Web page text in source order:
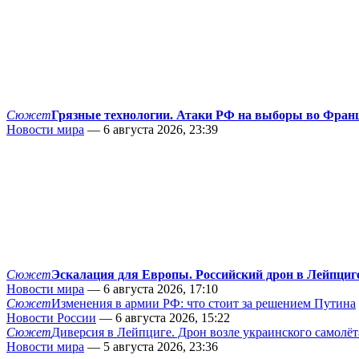
СюжетГрязные технологии. Атаки РФ на выборы во
Новости мира — 6 августа 2026, 23:39
СюжетЭскалация для Европы. Российский дрон в
Новости мира — 6 августа 2026, 17:10
СюжетИзменения в армии РФ: что стоит за решением Путина
Новости России — 6 августа 2026, 15:22
СюжетДиверсия в Лейпциге. Дрон возле украинского
Новости мира — 5 августа 2026, 23:36